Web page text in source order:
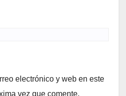
electrónico y web en este
vez que comente.